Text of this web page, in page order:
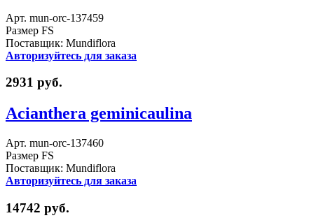
Арт. mun-orc-137459
Размер FS
Поставщик: Mundiflora
Авторизуйтесь для заказа
2931 руб.
Acianthera geminicaulina
Арт. mun-orc-137460
Размер FS
Поставщик: Mundiflora
Авторизуйтесь для заказа
14742 руб.